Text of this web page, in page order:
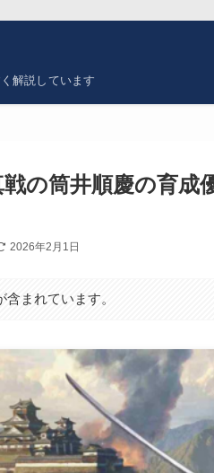
解説しています
の筒井順慶の育成
2026年2月1日
まれています。